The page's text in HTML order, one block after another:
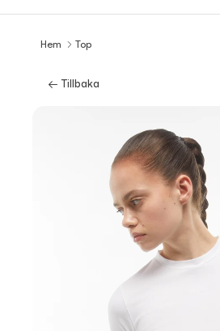
Hem Top
← Tillbaka